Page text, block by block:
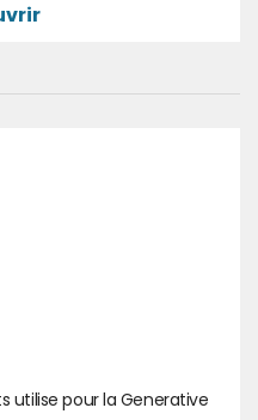
utilise pour la Generative